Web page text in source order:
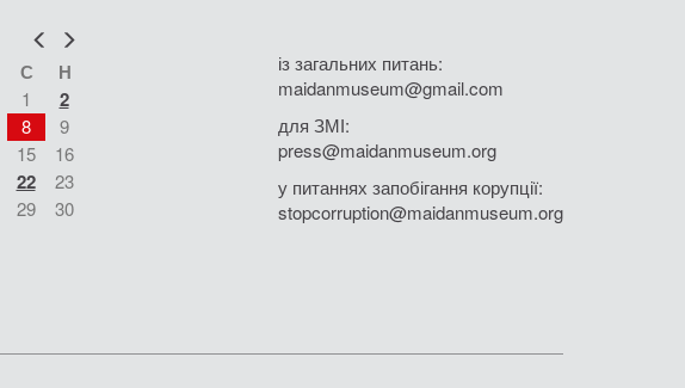
Попер
С Н
1 2
8
9
15
16
22
23
29
30
із загальних питань:
maidanmuseum@gmail.com
для ЗМІ:
press@maidanmuseum.org
у питаннях запобігання корупції:
stopcorruption@maidanmuseum.org